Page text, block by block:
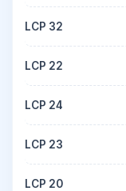
LCP 32
LCP 22
LCP 24
LCP 23
LCP 20